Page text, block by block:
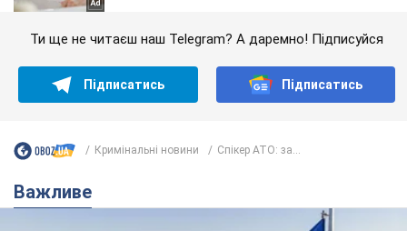
Ти ще не читаєш наш Telegram? А даремно! Підписуйся
Підписатись Підписатись
Кримінальні новини Спікер АТО: за...
Важливе